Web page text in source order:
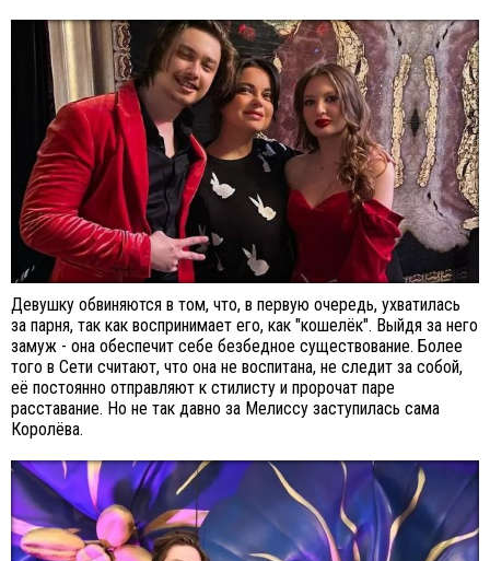
Девушку обвиняются в том, что, в первую очередь, ухватилась
за парня, так как воспринимает его, как "кошелёк". Выйдя за него
замуж - она обеспечит себе безбедное существование. Более
того в Сети считают, что она не воспитана, не следит за собой,
её постоянно отправляют к стилисту и пророчат паре
расставание. Но не так давно за Мелиссу заступилась сама
Королёва.